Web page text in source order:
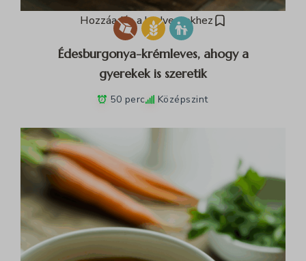
Hozzáadás a kedvencekhez
Édesburgonya-krémleves, ahogy a
gyerekek is szeretik
50 perc Középszint